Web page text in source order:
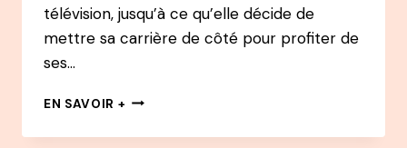
télévision, jusqu’à ce qu’elle décide de
mettre sa carrière de côté pour profiter de
ses…
EN SAVOIR + 87
–